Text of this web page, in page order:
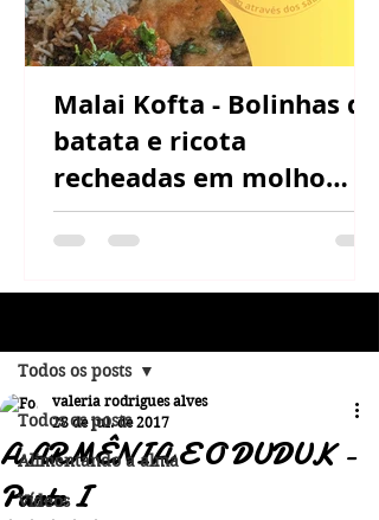
Malai Kofta - Bolinhas de
batata e ricota
recheadas em molho
cremoso de castanha de
caju
Todos os posts
Alimentando a alma
Vídeos
Todos os posts
A ARMÊNIA E O DUDUK -
Parte I
valeria rodrigues alves
28 de jul. de 2017